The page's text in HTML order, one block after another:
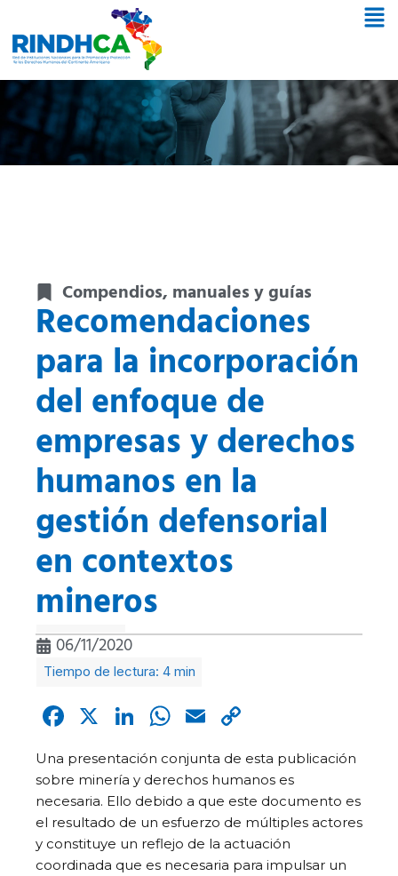
Compendios, manuales y guías
Recomendaciones
para la incorporación
del enfoque de
empresas y derechos
humanos en la
gestión defensorial
en contextos
mineros
06/11/2020
Facebook
X LinkedIn
WhatsApp
Email
Link
Una presentación conjunta de esta publicación
sobre minería y derechos humanos es
necesaria. Ello debido a que este documento es
el resultado de un esfuerzo de múltiples actores
y constituye un reflejo de la actuación
coordinada que es necesaria para impulsar un